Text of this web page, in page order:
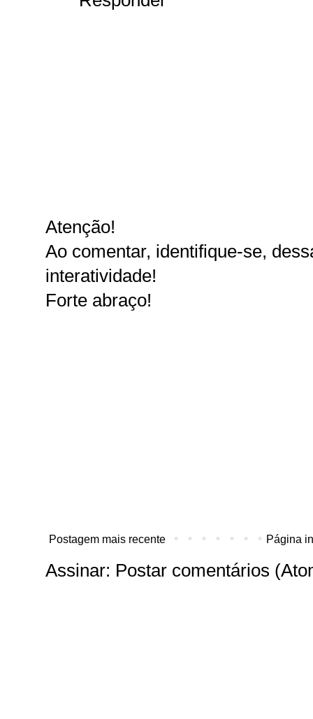
Atenção!
Ao comentar, identifique-se,
interatividade!
Forte abraço!
Postagem mais recente Página
Assinar: Postar comentários